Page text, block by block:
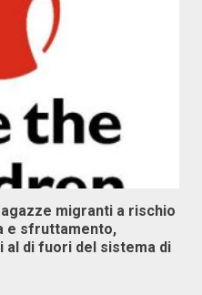
migranti a rischio
e sfruttamento,
di fuori del sistema di